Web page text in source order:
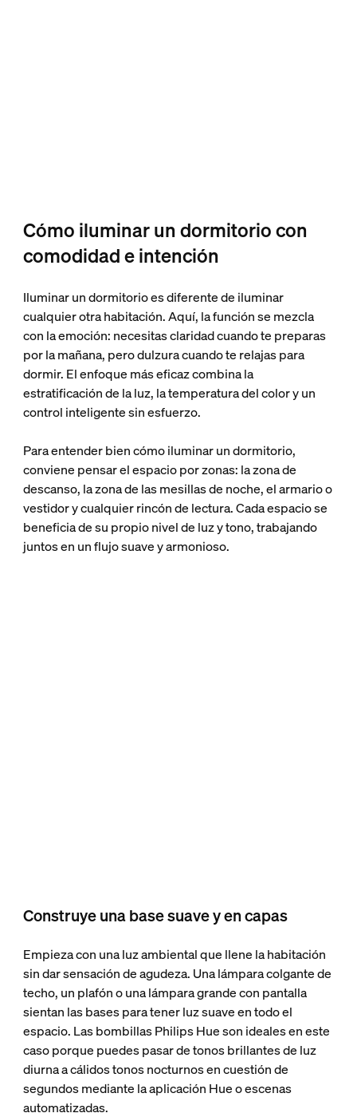
Cómo iluminar un dormitorio con
comodidad e intención
Iluminar un dormitorio es diferente de iluminar
cualquier otra habitación. Aquí, la función se mezcla
con la emoción: necesitas claridad cuando te preparas
por la mañana, pero dulzura cuando te relajas para
dormir. El enfoque más eficaz combina la
estratificación de la luz, la temperatura del color y un
control inteligente sin esfuerzo.
Para entender bien cómo iluminar un dormitorio,
conviene pensar el espacio por zonas: la zona de
descanso, la zona de las mesillas de noche, el armario o
vestidor y cualquier rincón de lectura. Cada espacio se
beneficia de su propio nivel de luz y tono, trabajando
juntos en un flujo suave y armonioso.
Construye una base suave y en capas
Empieza con una luz ambiental que llene la habitación
sin dar sensación de agudeza. Una lámpara colgante de
techo, un plafón o una lámpara grande con pantalla
sientan las bases para tener luz suave en todo el
espacio. Las bombillas Philips Hue son ideales en este
caso porque puedes pasar de tonos brillantes de luz
diurna a cálidos tonos nocturnos en cuestión de
segundos mediante la aplicación Hue o escenas
automatizadas.